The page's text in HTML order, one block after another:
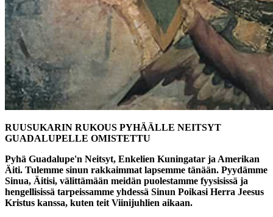
RUUSUKARIN RUKOUS PYHÄÄLLE NEITSYT
GUADALUPELLE OMISTETTU
Pyhä Guadalupe'n Neitsyt, Enkelien Kuningatar ja Amerikan
Äiti. Tulemme sinun rakkaimmat lapsemme tänään. Pyydämme
Sinua, Äitisi, välittämään meidän puolestamme fyysisissä ja
hengellisissä tarpeissamme yhdessä Sinun Poikasi Herra Jeesus
Kristus kanssa, kuten teit Viinijuhlien aikaan.